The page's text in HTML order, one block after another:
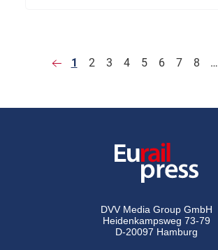
1 2 3 4 5 6 7 8 …
DVV Media Group GmbH
Heidenkampsweg 73-79
D-20097 Hamburg